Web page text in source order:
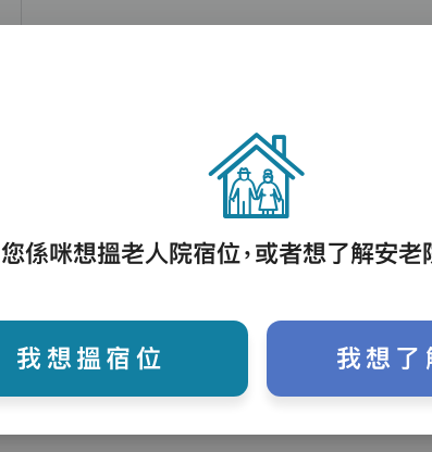
助沐浴、餵飯、換尿片
您係咪想搵老人院宿位，或者想了解安老
我想搵宿位 我想了